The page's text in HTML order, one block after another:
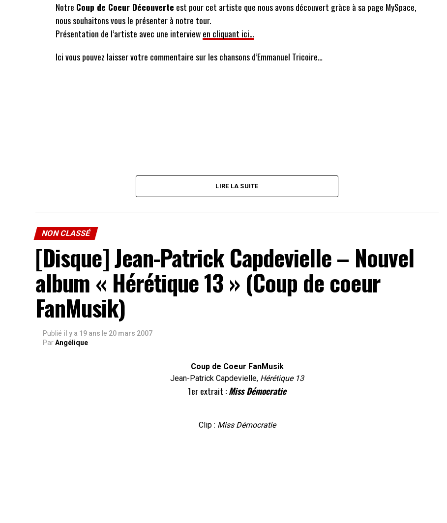
Notre Coup de Coeur Découverte est pour cet artiste que nous avons découvert gràce à sa page MySpace,
nous souhaitons vous le présenter à notre tour.
Présentation de l’artiste avec une interviewen cliquant ici…
Ici vous pouvez laisser votre commentaire sur les chansons d’Emmanuel Tricoire…
LIRE LA SUITE
NON CLASSÉ
[Disque] Jean-Patrick Capdevielle – Nouvel
album « Hérétique 13 » (Coup de coeur
FanMusik)
Publié il y a 19 ans le 20 mars 2007
ParAngélique
Coup de Coeur FanMusik
Jean-Patrick Capdevielle, Hérétique 13
1er extrait :Miss Démocratie
Clip : Miss Démocratie